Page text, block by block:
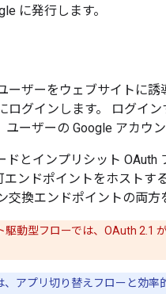
に発行します。
ーザーをウェブサイトに誘
ログインします。 ログイ
ユーザーの Google アカウ
ドとインプリシット
エンドポイントをホスト
交換エンドポイントの両方
駆動型フローでは、OAuth 2.1
、アプリ切り替えフローと効